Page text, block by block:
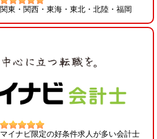
関東・関西・東海・東北・北陸・福岡
マイナビ限定の好条件求人が多い会計士